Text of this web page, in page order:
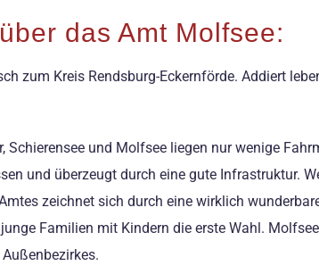
das Amt Molfsee:
zum Kreis Rendsburg-Eckernförde. Addiert
Schierensee und Molfsee liegen nur wenige
und überzeugt durch eine gute Infrastruktur.
zeichnet sich durch eine wirklich
Familien mit Kindern die erste Wahl.